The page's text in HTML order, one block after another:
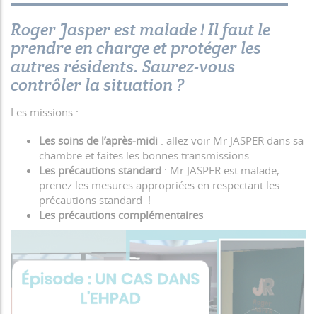
Roger Jasper est malade ! Il faut le
prendre en charge et protéger les
autres résidents. Saurez-vous
contrôler la situation ?
Les missions :
Les soins de l’après-midi : allez voir Mr JASPER dans sa
chambre et faites les bonnes transmissions
Les précautions standard : Mr JASPER est malade,
prenez les mesures appropriées en respectant les
précautions standard !
Les précautions complémentaires